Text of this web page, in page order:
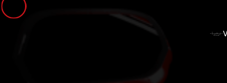
Panneau de gestion des cookies